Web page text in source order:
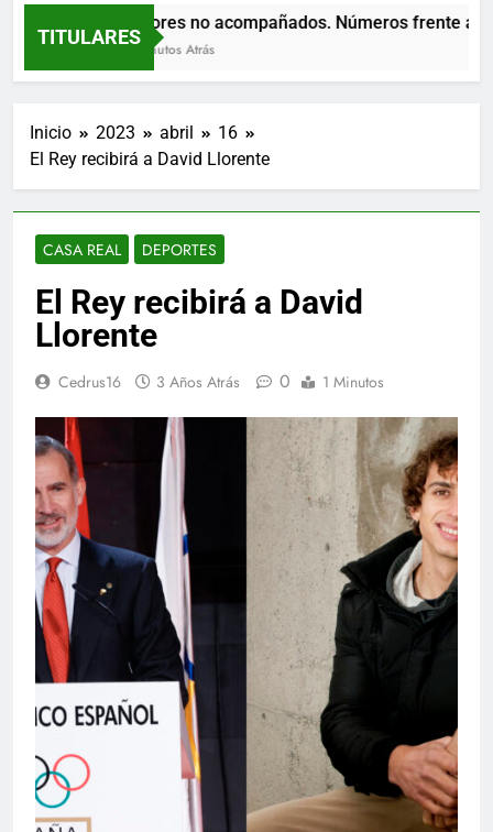
TITULARES
Menores no acompañados. Números frente al
52 Minutos Atrás
Inicio 2023 abril
16
El Rey recibirá a David Llorente
CASA REAL DEPORTES
El Rey recibirá a David
Llorente
Cedrus16 3 Años Atrás 0 1 Minutos